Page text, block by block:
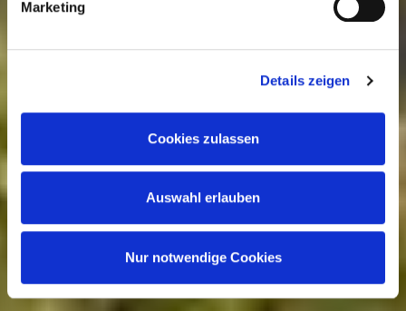
anderweitig bereitgestellt haben oder durch die Partner
gesammelt werden. Der Umfang Ihrer Einwilligung richtet
sich nach Ihrer Auswahl der Kategorien des
Richtlinie
aufrufen. Sie können Ihre Einwilligung jederzeit
widerrufen, ohne dass hiervon die Zulässigkeit der
vorherigen Datenverarbeitung berührt wird.
Marketing
Details zeigen
Cookies zulassen
Auswahl erlauben
Nur notwendige Cookies